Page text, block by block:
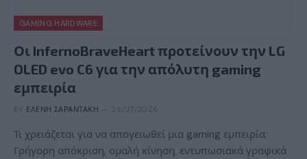
GAMING HARDWARE
Οι InfernoBraveHeart προτείνουν την LG
OLED evo C6 για την απόλυτη gaming
εμπειρία
BY ΕΛΈΝΗ ΣΑΡΑΝΤΆΚΗ 28/07/2026
Τι χρειάζεται για να απογειωθεί μια gaming εμπειρία;
Γρήγορη απόκριση, ομαλή κίνηση, εντυπωσιακά γραφικά